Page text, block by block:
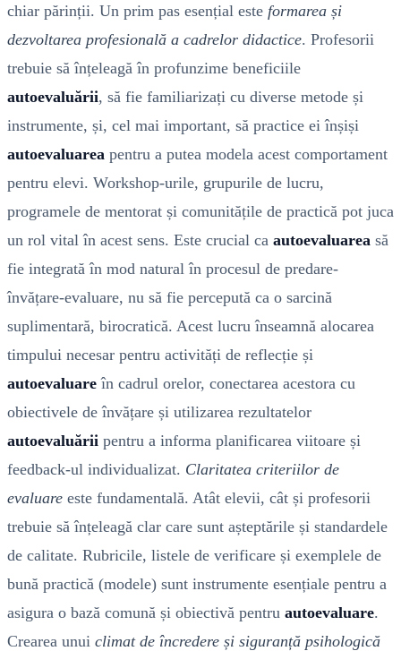
chiar părinții. Un prim pas esențial este formarea și
dezvoltarea profesională a cadrelor didactice. Profesorii
trebuie să înțeleagă în profunzime beneficiile
autoevaluării, să fie familiarizați cu diverse metode și
instrumente, și, cel mai important, să practice ei înșiși
autoevaluarea pentru a putea modela acest comportament
pentru elevi. Workshop-urile, grupurile de lucru,
programele de mentorat și comunitățile de practică pot juca
un rol vital în acest sens. Este crucial ca autoevaluarea să
fie integrată în mod natural în procesul de predare-
învățare-evaluare, nu să fie percepută ca o sarcină
suplimentară, birocratică. Acest lucru înseamnă alocarea
timpului necesar pentru activități de reflecție și
autoevaluare în cadrul orelor, conectarea acestora cu
obiectivele de învățare și utilizarea rezultatelor
autoevaluării pentru a informa planificarea viitoare și
feedback-ul individualizat. Claritatea criteriilor de
evaluare este fundamentală. Atât elevii, cât și profesorii
trebuie să înțeleagă clar care sunt așteptările și standardele
de calitate. Rubricile, listele de verificare și exemplele de
bună practică (modele) sunt instrumente esențiale pentru a
asigura o bază comună și obiectivă pentru autoevaluare.
Crearea unui climat de încredere și siguranță psihologică